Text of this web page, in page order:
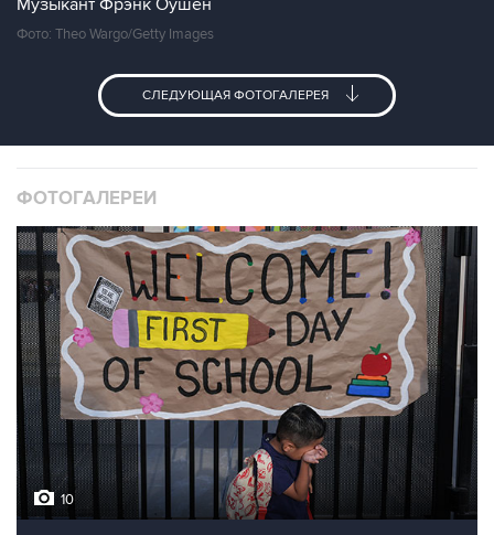
Музыкант Фрэнк Оушен
Фото: Theo Wargo/Getty Images
СЛЕДУЮЩАЯ ФОТОГАЛЕРЕЯ
ФОТОГАЛЕРЕИ
10